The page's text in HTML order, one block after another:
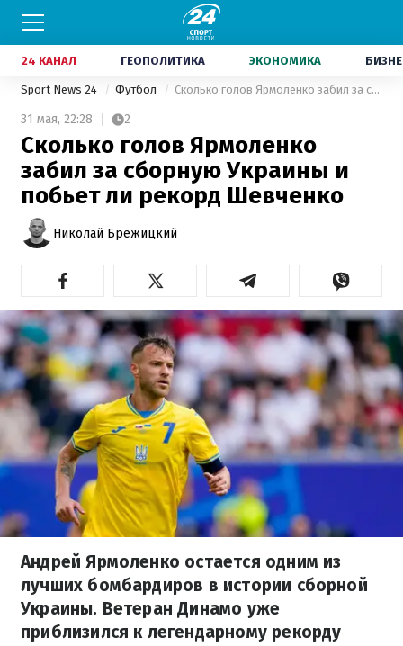
24 КАНАЛ ГЕОПОЛИТИКА ЭКОНОМИКА
Sport News 24 Футбол Сколько голов Ярмоленко забил за сборную Украины и побьет ли рекорд Шевченко
31 мая, 22:28 2
Сколько голов Ярмоленко
забил за сборную Украины и
побьет ли рекорд Шевченко
Николай Брежицкий
Андрей Ярмоленко остается одним из
лучших бомбардиров в истории сборной
Украины. Ветеран Динамо уже
приблизился к легендарному рекорду